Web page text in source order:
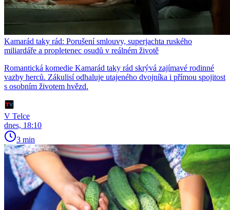
Kamarád taky rád: Porušení smlouvy, superjachta ruského
miliardáře a propletenec osudů v reálném životě
Romantická komedie Kamarád taky rád skrývá zajímavé rodinné
vazby herců. Zákulisí odhaluje utajeného dvojníka i přímou spojitost
s osobním životem hvězd.
V Telce
dnes, 18:10
3 min